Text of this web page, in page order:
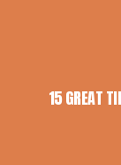
15 GREAT